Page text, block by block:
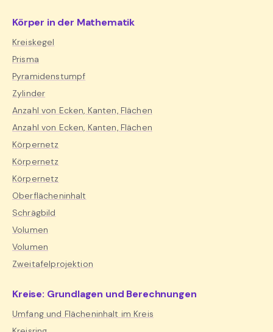
Körper in der Mathematik
Kreiskegel
Prisma
Pyramidenstumpf
Zylinder
Anzahl von Ecken, Kanten, Flächen
Anzahl von Ecken, Kanten, Flächen
Körpernetz
Körpernetz
Körpernetz
Oberflächeninhalt
Schrägbild
Volumen
Volumen
Zweitafelprojektion
Kreise: Grundlagen und Berechnungen
Umfang und Flächeninhalt im Kreis